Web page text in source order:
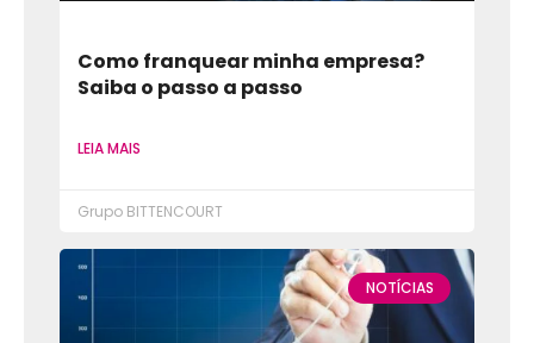
Como franquear minha empresa?
Saiba o passo a passo
LEIA MAIS
Grupo BITTENCOURT
NOTÍCIAS